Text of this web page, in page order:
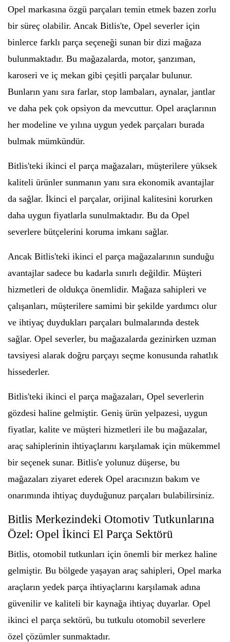
Opel markasına özgü parçaları temin etmek bazen zorlu
bir süreç olabilir. Ancak Bitlis'te, Opel severler için
binlerce farklı parça seçeneği sunan bir dizi mağaza
bulunmaktadır. Bu mağazalarda, motor, şanzıman,
karoseri ve iç mekan gibi çeşitli parçalar bulunur.
Bunların yanı sıra farlar, stop lambaları, aynalar, jantlar
ve daha pek çok opsiyon da mevcuttur. Opel araçlarının
her modeline ve yılına uygun yedek parçaları burada
bulmak mümkündür.
Bitlis'teki ikinci el parça mağazaları, müşterilere yüksek
kaliteli ürünler sunmanın yanı sıra ekonomik avantajlar
da sağlar. İkinci el parçalar, orijinal kalitesini korurken
daha uygun fiyatlarla sunulmaktadır. Bu da Opel
severlere bütçelerini koruma imkanı sağlar.
Ancak Bitlis'teki ikinci el parça mağazalarının sunduğu
avantajlar sadece bu kadarla sınırlı değildir. Müşteri
hizmetleri de oldukça önemlidir. Mağaza sahipleri ve
çalışanları, müşterilere samimi bir şekilde yardımcı olur
ve ihtiyaç duydukları parçaları bulmalarında destek
sağlar. Opel severler, bu mağazalarda gezinirken uzman
tavsiyesi alarak doğru parçayı seçme konusunda rahatlık
hissederler.
Bitlis'teki ikinci el parça mağazaları, Opel severlerin
gözdesi haline gelmiştir. Geniş ürün yelpazesi, uygun
fiyatlar, kalite ve müşteri hizmetleri ile bu mağazalar,
araç sahiplerinin ihtiyaçlarını karşılamak için mükemmel
bir seçenek sunar. Bitlis'e yolunuz düşerse, bu
mağazaları ziyaret ederek Opel aracınızın bakım ve
onarımında ihtiyaç duyduğunuz parçaları bulabilirsiniz.
Bitlis Merkezindeki Otomotiv Tutkunlarına
Özel: Opel İkinci El Parça Sektörü
Bitlis, otomobil tutkunları için önemli bir merkez haline
gelmiştir. Bu bölgede yaşayan araç sahipleri, Opel marka
araçların yedek parça ihtiyaçlarını karşılamak adına
güvenilir ve kaliteli bir kaynağa ihtiyaç duyarlar. Opel
ikinci el parça sektörü, bu tutkulu otomobil severlere
özel çözümler sunmaktadır.